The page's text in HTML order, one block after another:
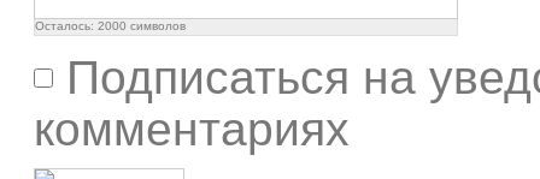
Осталось: 2000 символов
Подписаться на
комментариях